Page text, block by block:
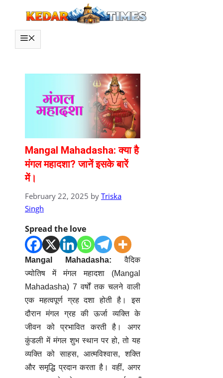
content
Mangal Mahadasha: क्या है
मंगल महादशा? जानें इसके बारें
में।
February 22, 2025 by Triska
Singh
Spread the love
Mangal Mahadasha: वैदिक
ज्योतिष मेंमंगल महादशा (Mangal
Mahadasha) 7 वर्षों तक चलने वाली
एक महत्वपूर्ण ग्रह दशा होती है। इस
दौरान मंगल ग्रह की ऊर्जा व्यक्ति के
जीवन को प्रभावित करती है। अगर
कुंडली में मंगल शुभ स्थान पर हो, तो यह
व्यक्ति को साहस, आत्मविश्वास, शक्ति
और समृद्धि प्रदान करता है। वहीं, अगर